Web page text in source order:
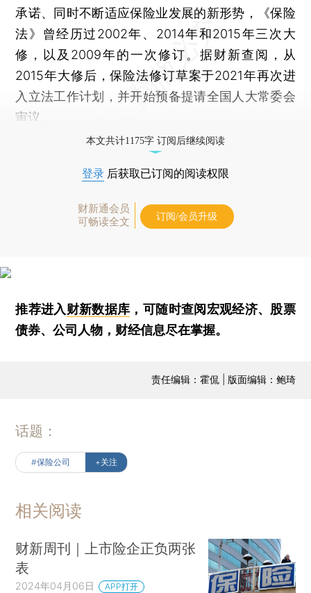
承诺、同时不断适应保险业发展的新形势，《保险
法》曾经历过2002年、2014年和2015年三次大
修，以及2009年的一次修订。据财新查阅，从
2015年大修后，保险法修订草案于2021年再次进
入立法工作计划，并开始预备提请全国人大常委会
审议。
本文共计1175字 订阅后继续阅读
登录 后获取已订阅的阅读权限
财新通会员
可畅读全文
订阅/会员升级
推荐进入财新数据库 ，可随时查阅宏观经济、股票
债券、公司人物，财经信息尽在掌握。
责任编辑：霍侃 | 版面编辑：鲍琦
话题：
#保险公司 +关注
相关阅读
财新周刊｜上市险企正负两张
表
2024年04月06日 APP打开